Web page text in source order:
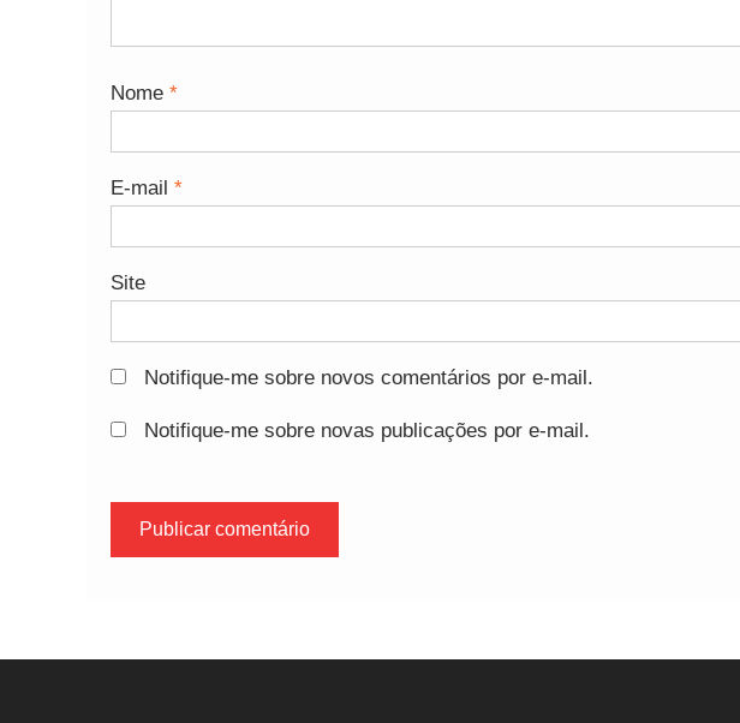
Nome *
E-mail *
Site
Notifique-me sobre novos comentários por e-mail.
Notifique-me sobre novas publicações por e-mail.